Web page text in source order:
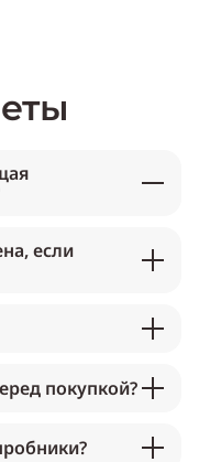
если
покупкой?